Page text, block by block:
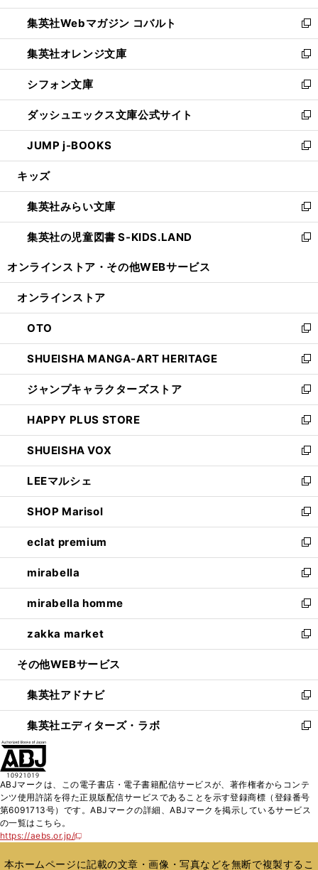
開
く
ウ
で
開
く
ン
ド
ウ
で
開
く
ウ
ィ
ン
ド
ウ
で
開
く
集英社Webマガジン コバルト
新
し
い
ウ
ィ
ン
ド
ウ
で
開
集英社オレンジ文庫
新
し
い
ウ
ィ
ン
ド
ウ
開
く
シフォン文庫
新
し
い
ウ
ィ
ン
ウ
で
開
く
ダッシュエックス文庫公式サイト
新
し
い
ウ
ン
ド
ウ
で
JUMP j-BOOKS
新
し
ウ
ィ
ン
ド
開
キッズ
集英社みらい文庫
新
し
い
ン
ウ
で
開
く
集英社の児童図書 S-KIDS.LAND
新
ウ
ン
ド
ウ
で
開
く
オンラインストア・ その他WEBサービス
オンラインストア
OTO
新
し
い
ウ
ィ
ン
ド
ウ
で
開
く
SHUEISHA MANGA-ART HERITAGE
新
し
い
ウ
ィ
ン
ド
ウ
で
開
く
ジャンプキャラクターズストア
新
し
い
ウ
ィ
ン
ド
ウ
で
開
く
HAPPY PLUS STORE
新
し
い
ウ
ィ
ン
ド
ウ
で
開
く
SHUEISHA VOX
新
し
い
ウ
ィ
ン
ド
ウ
で
開
く
LEEマルシェ
新
し
い
ウ
ィ
ン
ド
ウ
で
開
く
SHOP Marisol
新
し
い
ウ
ィ
ン
ド
ウ
で
開
eclat premium
新
し
い
ウ
ィ
ン
ド
ウ
開
く
mirabella
新
し
い
ウ
ィ
ン
ウ
で
開
く
mirabella homme
新
し
い
ウ
ン
ド
ウ
で
zakka market
新
し
ウ
ィ
ン
ド
く
その他WEBサービス
集英社アドナビ
新
し
い
ド
ウ
で
集英社エディターズ・ラボ
新
ィ
ン
ド
開
ABJマークは、この電子書店・電子書籍配信サービスが、著作権者からコンテ
ンツ使用許諾を得た正規版配信サービスであることを示す登録商標（登録番号
第6091713号）です。ABJマークの詳細、ABJマークを掲示しているサービス
の一覧はこちら。
https://aebs.or.jp/
新
い
本ホームページに記載の文章・画像・写真などを無断で複製するこ